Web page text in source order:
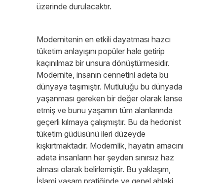
üzerinde durulacaktır.
Modernitenin en etkili dayatması hazcı
tüketim anlayışını popüler hale getirip
kaçınılmaz bir unsura dönüştürmesidir.
Modernite, insanın cennetini adeta bu
dünyaya taşımıştır. Mutluluğu bu dünyada
yaşanması gereken bir değer olarak lanse
etmiş ve bunu yaşamın tüm alanlarında
geçerli kılmaya çalışmıştır. Bu da hedonist
tüketim güdüsünü ileri düzeyde
kışkırtmaktadır. Modernlik, hayatın amacını
adeta insanların her şeyden sınırsız haz
alması olarak belirlemiştir. Bu yaklaşım,
İslami yaşam pratiğinde ve genel ahlaki